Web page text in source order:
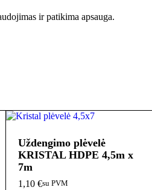
ir patikima apsauga.
Uždengimo plėvelė
KRISTAL HDPE 4,5m x
7m
1,10€su PVM